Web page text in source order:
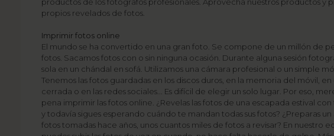
propios revelados de fotos.
Imprimir fotos online
El mundo se ha convertido en una gran foto. Se compone de un millón de
fotos. Sacamos fotos con o sin ninguna ocasión. Durante alguna sesión
sola en un chándal en sofá. Utilizamos una cámara profesional o un simple
Tenemos las fotos guardadas en los discos duros, en la memoria del móvil, en
cerrada o en las redes sociales... Es difícil de elegir un solo lugar. Por eso,
pena imprimir las fotos online. ¿Revelas las fotos de una escapada estival con
y todavía sigues esperando cuándo te mandan todas sus fotos? ¿Preparas
fotos tomadas hace años, unos cuantos miles de fotos a revisar? En nuestro